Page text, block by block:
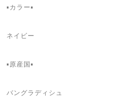
▪️カラー▪️
ネイビー
▪️原産国▪️
バングラディシュ